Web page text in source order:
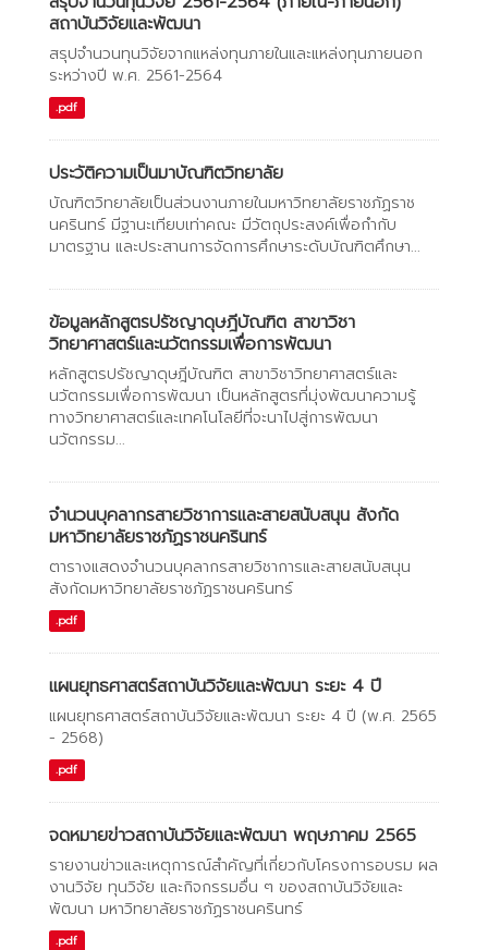
สถาบันวิจัยและพัฒนา
สรุปจำนวนทุนวิจัยจากแหล่งทุนภายในและแหล่งทุนภายนอก
ระหว่างปี พ.ศ. 2561-2564
.pdf
ประวัติความเป็นมาบัณฑิตวิทยาลัย
บัณฑิตวิทยาลัยเป็นส่วนงานภายในมหาวิทยาลัยราชภัฏราช
นครินทร์ มีฐานะเทียบเท่าคณะ มีวัตถุประสงค์เพื่อกำกับ
มาตรฐาน และประสานการจัดการศึกษาระดับบัณฑิตศึกษา...
ข้อมูลหลักสูตรปรัชญาดุษฎีบัณฑิต สาขาวิชา
วิทยาศาสตร์และนวัตกรรมเพื่อการพัฒนา
หลักสูตรปรัชญาดุษฎีบัณฑิต สาขาวิชาวิทยาศาสตร์และ
นวัตกรรมเพื่อการพัฒนา เป็นหลักสูตรที่มุ่งพัฒนาความรู้
ทางวิทยาศาสตร์และเทคโนโลยีที่จะนาไปสู่การพัฒนา
นวัตกรรม...
จำนวนบุคลากรสายวิชาการและสายสนับสนุน สังกัด
มหาวิทยาลัยราชภัฏราชนครินทร์
ตารางแสดงจำนวนบุคลากรสายวิชาการและสายสนับสนุน
สังกัดมหาวิทยาลัยราชภัฏราชนครินทร์
.pdf
แผนยุทธศาสตร์สถาบันวิจัยและพัฒนา ระยะ 4 ปี
แผนยุทธศาสตร์สถาบันวิจัยและพัฒนา ระยะ 4 ปี (พ.ศ. 2565
- 2568)
.pdf
จดหมายข่าวสถาบันวิจัยและพัฒนา พฤษภาคม 2565
รายงานข่าวและเหตุการณ์สำคัญที่เกี่ยวกับโครงการอบรม ผล
งานวิจัย ทุนวิจัย และกิจกรรมอื่น ๆ ของสถาบันวิจัยและ
พัฒนา มหาวิทยาลัยราชภัฏราชนครินทร์
.pdf